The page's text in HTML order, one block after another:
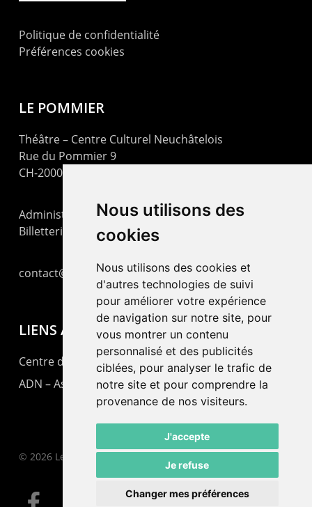
Nous utilisons des
cookies
Nous utilisons des cookies et
d'autres technologies de suivi
pour améliorer votre expérience
de navigation sur notre site, pour
vous montrer un contenu
personnalisé et des publicités
ciblées, pour analyser le trafic de
notre site et pour comprendre la
provenance de nos visiteurs.
J'accepte
Je refuse
Changer mes préférences
Politique de confidentialité
Préférences cookies
LE POMMIER
Théâtre – Centre Culturel Neuchâtelois
Rue du Pommier 9
CH-2000 Neuchâtel
Administration : +41 32 725 03 03
Billetterie : +41 32 725 05 05
contact@lepommier.ch
LIENS AMIS
Centre de culture ABC
ADN – Association Danse Neuchâtel
© 2026 Le Pommier.
facebook email